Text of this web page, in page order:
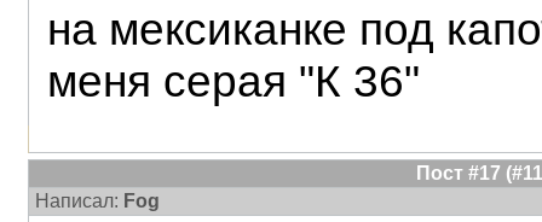
на мексиканке под
меня серая "К 36"
Пост #17
Написал: Fog